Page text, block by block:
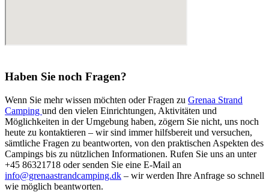
Haben Sie noch Fragen?
Wenn Sie mehr wissen möchten oder Fragen zu Grenaa Strand
Camping und den vielen Einrichtungen, Aktivitäten und
Möglichkeiten in der Umgebung haben, zögern Sie nicht, uns noch
heute zu kontaktieren – wir sind immer hilfsbereit und versuchen,
sämtliche Fragen zu beantworten, von den praktischen Aspekten des
Campings bis zu nützlichen Informationen. Rufen Sie uns an unter
+45 86321718 oder senden Sie eine E-Mail an
info@grenaastrandcamping.dk – wir werden Ihre Anfrage so schnell
wie möglich beantworten.